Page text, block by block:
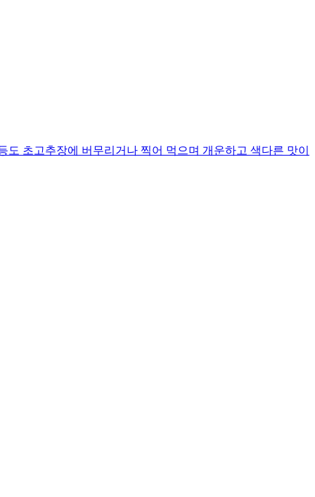
초고추장에 버무리거나 찍어 먹으며 개운하고 색다른 맛이